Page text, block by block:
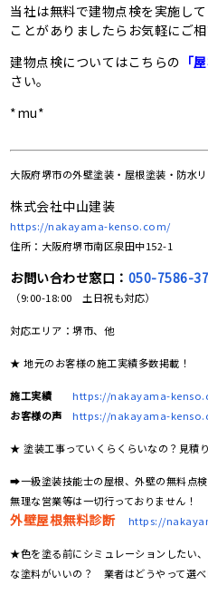
当社は無料で建物点検を実施し
ことがありましたらお気軽にご相
建物点検についてはこちらの 「
さい。
*mu*
大阪府堺市の外壁塗装・屋根塗装・防水
株式会社中山建装
https://nakayama-kenso.com/
住所：大阪府堺市南区泉田中152-1
お問い合わせ窓口： 050-7586-
（9:00-18:00 土日祝も対応）
対応エリア：堺市、他
★ 地元のお客様の施工実績多数掲載！
施工実績
https://nakayama-
お客様の声
https://nakayama-
★ 塗装工事っていくらくらいなの？見積
➡一級塗装技能士の屋根、外壁の無料点検
無理な営業等は一切行っておりません！
外壁屋根無料診断 https://
★色を塗る前にシミュレーションしたい
な塗料がいいの？ 業者はどうやって選べ